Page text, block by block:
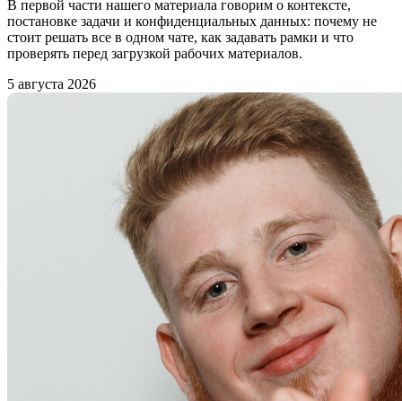
В первой части нашего материала говорим о контексте,
постановке задачи и конфиденциальных данных: почему не
стоит решать все в одном чате, как задавать рамки и что
проверять перед загрузкой рабочих материалов.
5 августа 2026